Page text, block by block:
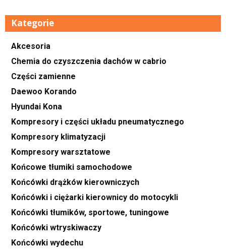
Kategorie
Akcesoria
Chemia do czyszczenia dachów w cabrio
Części zamienne
Daewoo Korando
Hyundai Kona
Kompresory i części układu pneumatycznego
Kompresory klimatyzacji
Kompresory warsztatowe
Końcowe tłumiki samochodowe
Końcówki drążków kierowniczych
Końcówki i ciężarki kierownicy do motocykli
Końcówki tłumików, sportowe, tuningowe
Końcówki wtryskiwaczy
Końcówki wydechu